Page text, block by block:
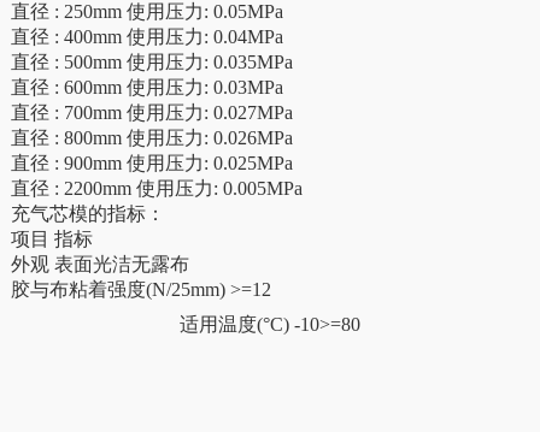
直径 : 250mm 使用压力: 0.05MPa
直径 : 400mm 使用压力: 0.04MPa
直径 : 500mm 使用压力: 0.035MPa
直径 : 600mm 使用压力: 0.03MPa
直径 : 700mm 使用压力: 0.027MPa
直径 : 800mm 使用压力: 0.026MPa
直径 : 900mm 使用压力: 0.025MPa
直径 : 2200mm 使用压力: 0.005MPa
充气芯模的指标：
项目 指标
外观 表面光洁无露布
胶与布粘着强度(N/25mm) >=12
适用温度(°C) -10>=80